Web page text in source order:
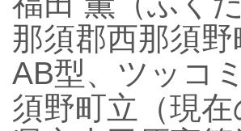
那須郡西那須
AB型、ツッコ
須野町立（現